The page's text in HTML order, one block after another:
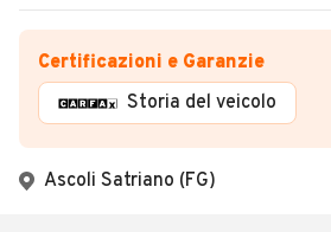
Certificazioni e Garanzie
Storia del veicolo
Ascoli Satriano (FG)